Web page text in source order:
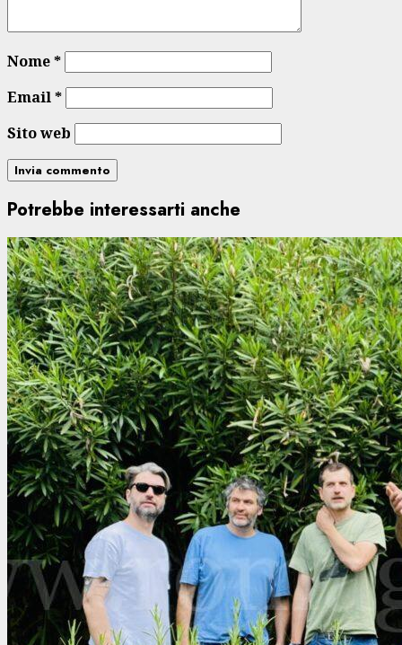
Nome*
Email*
Sito web
Potrebbe interessarti anche